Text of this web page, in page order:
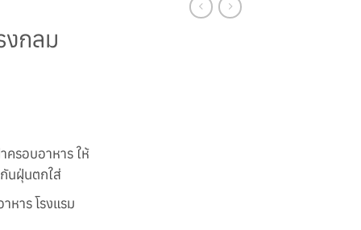
งกลม
ครอบอาหาร ให้
นฝุ่นตกใส่
หาร โรงแรม